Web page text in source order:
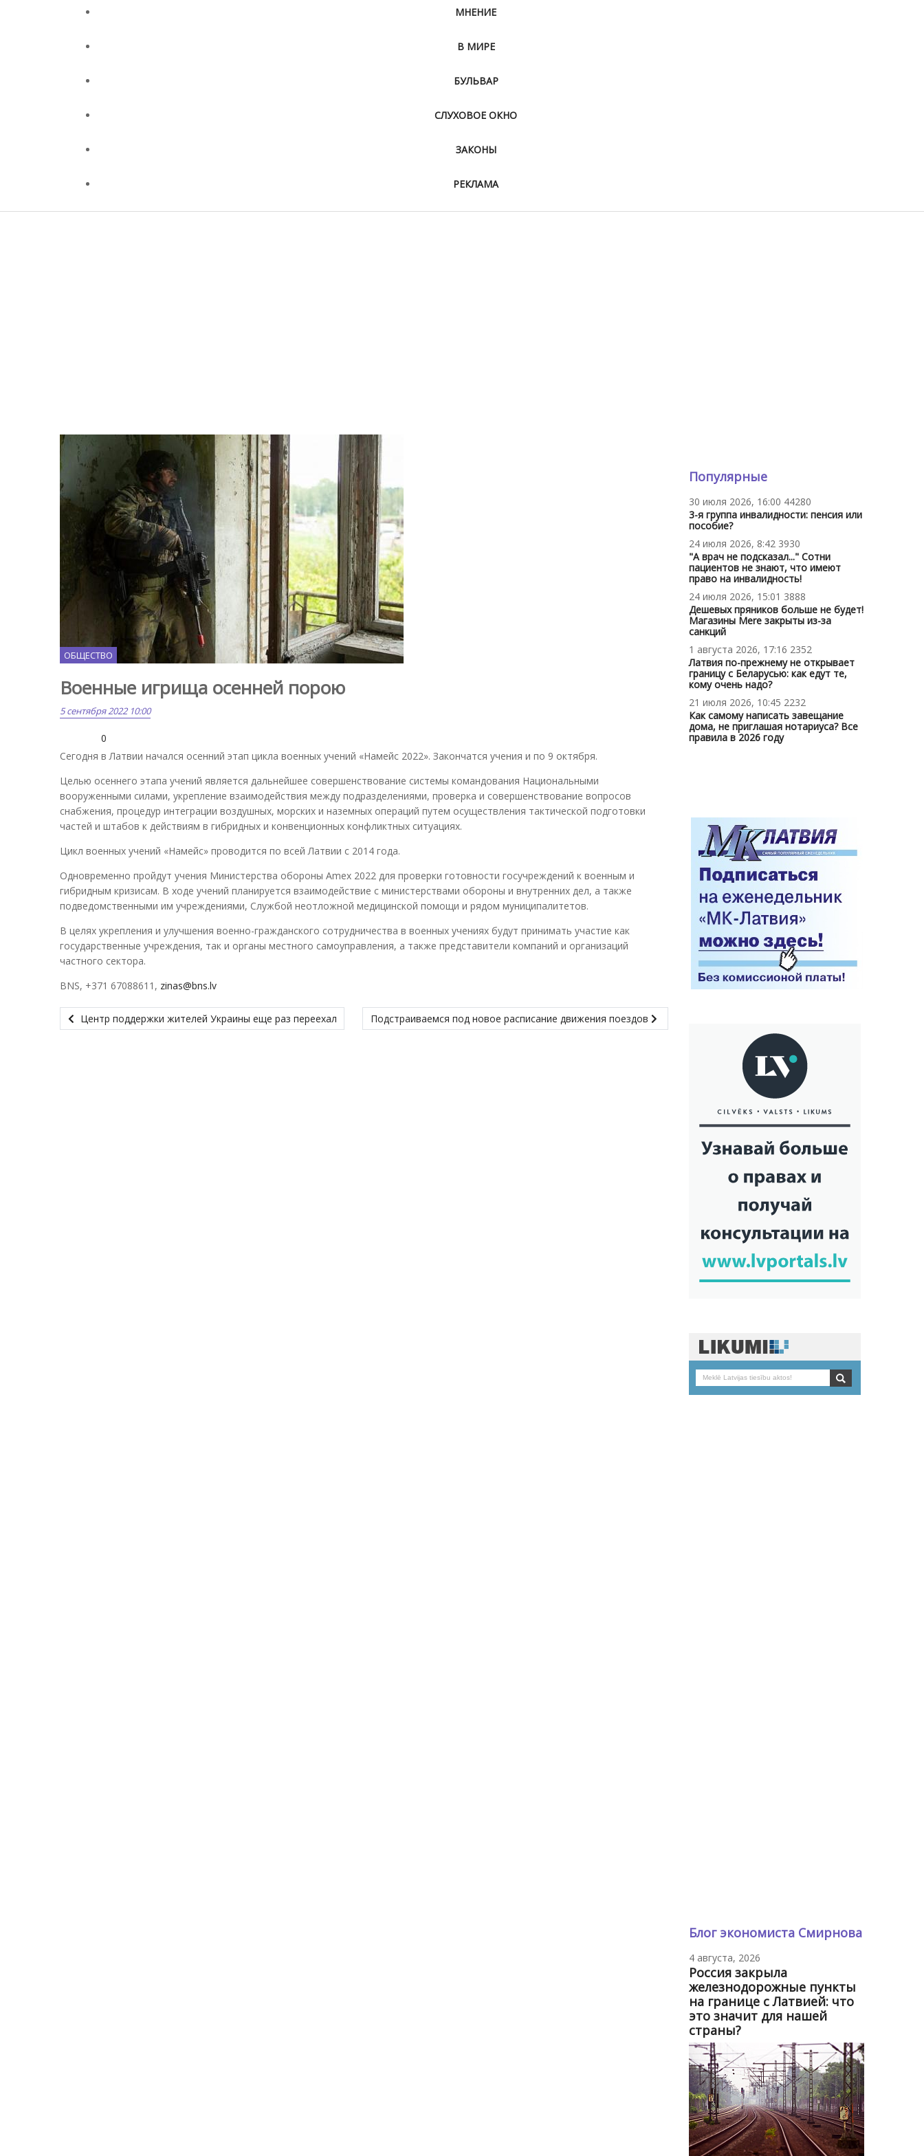
МНЕНИЕ
В МИРЕ
БУЛЬВАР
СЛУХОВОЕ ОКНО
ЗАКОНЫ
РЕКЛАМА
ОБЩЕСТВО
Военные игрища осенней порою
5 сентября 2022 10:00
0
Сегодня в Латвии начался осенний этап цикла военных учений «Намейс 2022». Закончатся учения и по 9 октября.
Целью осеннего этапа учений является дальнейшее совершенствование системы командования Национальными
вооруженными силами, укрепление взаимодействия между подразделениями, проверка и совершенствование вопросов
снабжения, процедур интеграции воздушных, морских и наземных операций путем осуществления тактической подготовки
частей и штабов к действиям в гибридных и конвенционных конфликтных ситуациях.
Цикл военных учений «Намейс» проводится по всей Латвии с 2014 года.
Одновременно пройдут учения Министерства обороны Amex 2022 для проверки готовности госучреждений к военным и
гибридным кризисам. В ходе учений планируется взаимодействие с министерствами обороны и внутренних дел, а также
подведомственными им учреждениями, Службой неотложной медицинской помощи и рядом муниципалитетов.
В целях укрепления и улучшения военно-гражданского сотрудничества в военных учениях будут принимать участие как
государственные учреждения, так и органы местного самоуправления, а также представители компаний и организаций
частного сектора.
BNS, +371 67088611, zinas@bns.lv
Центр поддержки жителей Украины еще раз переехал Подстраиваемся под новое расписание движения поездов
Популярные
30 июля 2026, 16:00 44280
3-я группа инвалидности: пенсия или
пособие?
24 июля 2026, 8:42 3930
"А врач не подсказал..." Сотни
пациентов не знают, что имеют
право на инвалидность!
24 июля 2026, 15:01 3888
Дешевых пряников больше не будет!
Магазины Mere закрыты из-за
санкций
1 августа 2026, 17:16 2352
Латвия по-прежнему не открывает
границу с Беларусью: как едут те,
кому очень надо?
21 июля 2026, 10:45 2232
Как самому написать завещание
дома, не приглашая нотариуса? Все
правила в 2026 году
Блог экономиста Смирнова
4 августа, 2026
Россия закрыла
железнодорожные пункты
на границе с Латвией: что
это значит для нашей
страны?